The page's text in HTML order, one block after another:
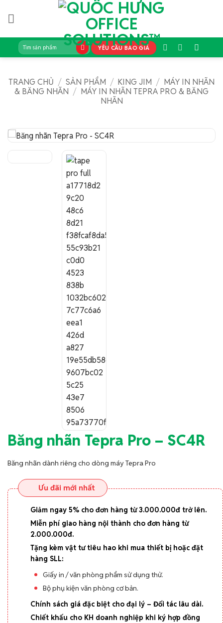
qua
Tìm
kiếm:
YÊU CẦU BÁO GIÁ
TRANG CHỦ / SẢN PHẨM / KING JIM / MÁY IN NHÃN
& BĂNG NHÃN / MÁY IN NHÃN TEPRA PRO & BĂNG
NHÃN
Băng nhãn Tepra Pro – SC4R
Băng nhãn dành riêng cho dòng máy Tepra Pro
Ưu đãi mới nhất
Giảm ngay 5% cho đơn hàng từ 3.000.000đ trở lên.
Miễn phí giao hàng nội thành cho đơn hàng từ
2.000.000đ.
Tặng kèm vật tư tiêu hao khi mua thiết bị hoặc đặt
hàng SLL:
Giấy in / văn phòng phẩm sử dụng thử.
Bộ phụ kiện văn phòng cơ bản.
Chính sách giá đặc biệt cho đại lý – Đối tác lâu dài.
Chiết khấu cho KH doanh nghiệp khi ký hợp đồng